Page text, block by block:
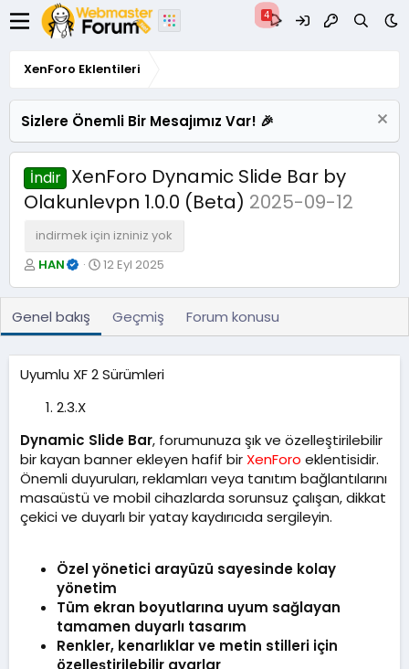
XenForo Eklentileri
Sizlere Önemli Bir Mesajımız Var! 🎉
İndir XenForo Dynamic Slide Bar by
Olakunlevpn 1.0.0 (Beta) 2025-09-12
indirmek için izniniz yok
Y
a
r
HAN
O
u
t
a
r
i
h
i
12 Eyl 2025
Genel bakış Geçmiş Forum konusu
Uyumlu XF 2 Sürümleri
2.3.X
Dynamic Slide Bar, forumunuza şık ve özelleştirilebilir
bir kayan banner ekleyen hafif bir XenForo eklentisidir.
Önemli duyuruları, reklamları veya tanıtım bağlantılarını
masaüstü ve mobil cihazlarda sorunsuz çalışan, dikkat
çekici ve duyarlı bir yatay kaydırıcıda sergileyin.
Özel yönetici arayüzü sayesinde kolay
yönetim
Tüm ekran boyutlarına uyum sağlayan
tamamen duyarlı tasarım
Renkler, kenarlıklar ve metin stilleri için